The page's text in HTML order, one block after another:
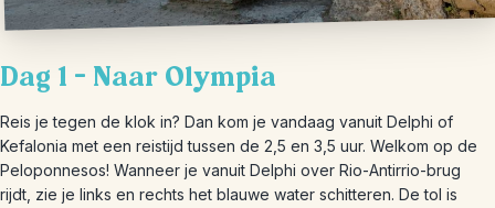
Dag 1 – Naar Olympia
Reis je tegen de klok in? Dan kom je vandaag vanuit Delphi of
Kefalonia met een reistijd tussen de 2,5 en 3,5 uur. Welkom op de
Peloponnesos! Wanneer je vanuit Delphi over Rio-Antirrio-brug
rijdt, zie je links en rechts het blauwe water schitteren. De tol is